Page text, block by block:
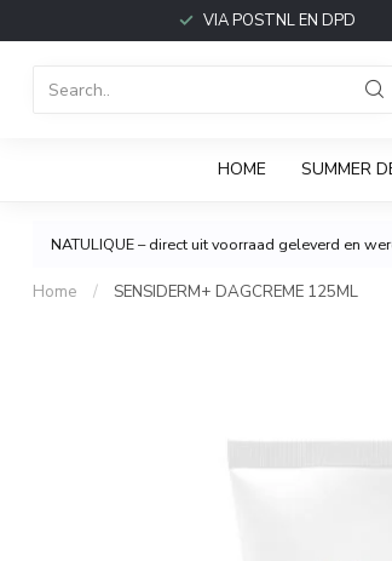
VIA POSTNL EN DPD
HOME SUMMER
NATULIQUE – direct uit voorraad geleverd en
Home / SENSIDERM+ DAGCREME 125ML